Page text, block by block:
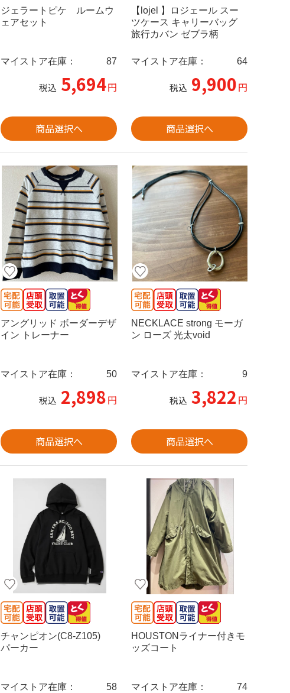
ジェラートピケ ルームウ
ェアセット
マイストア在庫： 87
税込 5,694円
商品選択へ
【lojel 】ロジェール スー
ツケース キャリーバッグ
旅行カバン ゼブラ柄
マイストア在庫： 64
税込 9,900円
商品選択へ
アングリッド ボーダーデザ
イン トレーナー
マイストア在庫： 50
税込 2,898円
商品選択へ
NECKLACE strong モーガ
ン ローズ 光太void
マイストア在庫： 9
税込 3,822 円
商品選択へ
チャンピオン(C8-Z105)
パーカー
マイストア在庫： 58
HOUSTONライナー付きモ
ッズコート
マイストア在庫： 74